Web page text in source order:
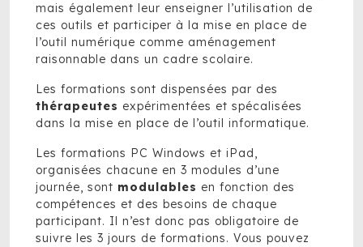
mais également leur enseigner l’utilisation de
ces outils et participer à la mise en place de
l’outil numérique comme aménagement
raisonnable dans un cadre scolaire.
Les formations sont dispensées par des
thérapeutes expérimentées et spécalisées
dans la mise en place de l’outil informatique.
Les formations PC Windows et iPad,
organisées chacune en 3 modules d’une
journée, sont modulables en fonction des
compétences et des besoins de chaque
participant. Il n’est donc pas obligatoire de
suivre les 3 jours de formations. Vous pouvez